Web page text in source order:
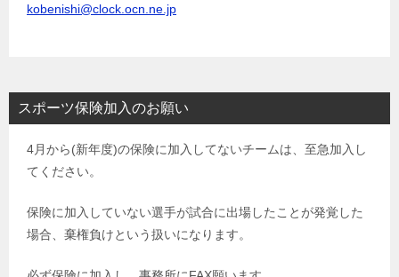
kobenishi@clock.ocn.ne.jp
スポーツ保険加入のお願い
4月から(新年度)の保険に加入してないチームは、至急加入し
てください。
保険に加入していない選手が試合に出場したことが発覚した
場合、棄権負けという扱いになります。